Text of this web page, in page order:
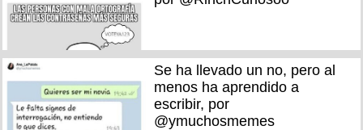
Se ha llevado un no, pero al
menos ha aprendido a
escribir, por
@ymuchosmemes